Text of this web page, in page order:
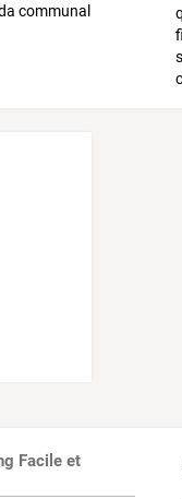
communal
Facile et